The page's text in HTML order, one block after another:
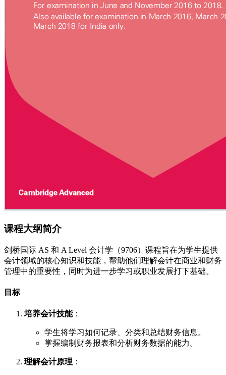
课程大纲简介
剑桥国际 AS 和 A Level 会计学（9706）课程旨在为学生提供
会计领域的核心知识和技能，帮助他们理解会计在商业和财务
管理中的重要性，同时为进一步学习或职业发展打下基础。
目标
培养会计技能：
学生将学习如何记录、分类和总结财务信息。
掌握编制财务报表和分析财务数据的能力。
理解会计原理 ：